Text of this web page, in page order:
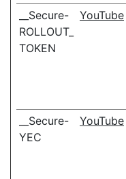
__Secure-
ROLLOUT_
TOKEN
YouTube
__Secure-
YEC
YouTube